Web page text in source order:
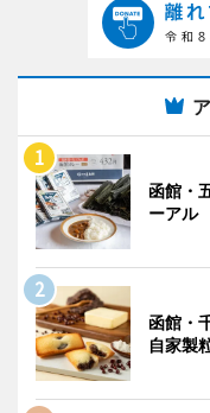
函館・
ーアル
函館・
自家製